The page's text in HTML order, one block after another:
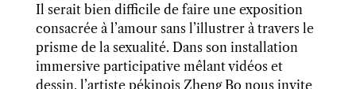
Il serait bien difficile de faire une exposition
consacrée à l’amour sans l’illustrer à travers le
prisme de la sexualité. Dans son installation
immersive participative mêlant vidéos et
dessin, l’artiste pékinois Zheng Bo nous invite